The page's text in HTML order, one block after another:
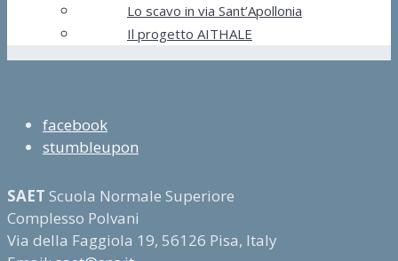
Lo scavo in via Sant’Apollonia
Il progetto AITHALE
facebook
stumbleupon
SAET Scuola Normale Superiore
Complesso Polvani
Via della Faggiola 19, 56126 Pisa, Italy